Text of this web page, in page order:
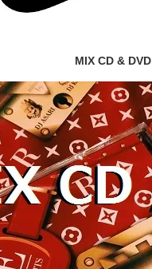
MIX CD & DVD